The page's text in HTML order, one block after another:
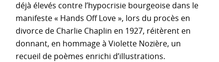
déjà élevés contre l’hypocrisie bourgeoise dans le
manifeste « Hands Off Love », lors du procès en
divorce de Charlie Chaplin en 1927, réitèrent en
donnant, en hommage à Violette Nozière, un
recueil de poèmes enrichi d’illustrations.